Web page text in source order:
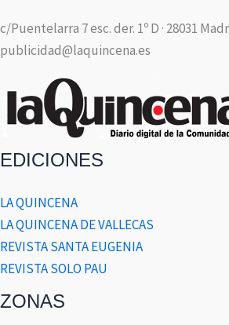
c/Puentelarra 7 esc. der. 1º D · 28031
publicidad@laquincena.es
EDICIONES
LA QUINCENA
LA QUINCENA DE VALLECAS
REVISTA SANTA EUGENIA
REVISTA SOLO PAU
ZONAS